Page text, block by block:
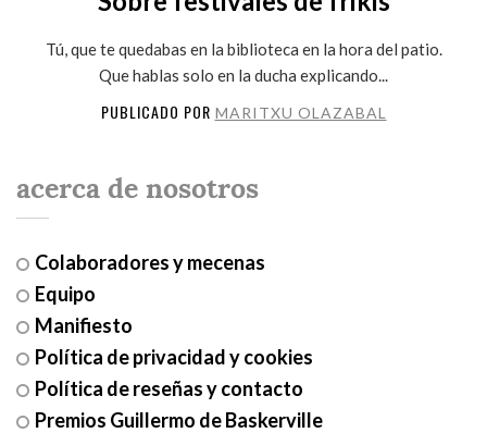
Tú, que te quedabas en la biblioteca en la hora del patio.
Que hablas solo en la ducha explicando...
PUBLICADO POR MARITXU OLAZABAL
acerca de nosotros
Colaboradores y mecenas
Equipo
Manifiesto
Política de privacidad y cookies
Política de reseñas y contacto
Premios Guillermo de Baskerville